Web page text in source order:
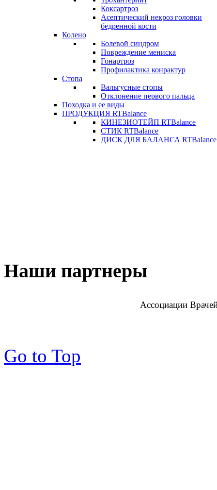
Коксартроз
Асептический некроз головки
бедренной кости
Колено
Болевой синдром
Повреждение мениска
Гонартроз
Профилактика конрактур
Стопа
Вальгусные стопы
Отклонение первого пальца
Походка и ее виды
ПРОДУКЦИЯ RTBalance
КИНЕЗИОТЕЙП RTBalance
СТИК RTBalance
ДИСК ДЛЯ БАЛАНСА RTBalance
Наши партнеры
Ассоциации
Go to Top